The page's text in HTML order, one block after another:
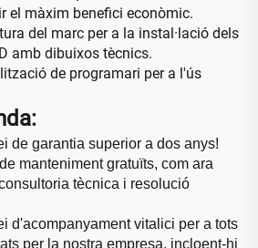
el màxim benefici econòmic.
del marc per a la instal·lació dels
amb dibuixos tècnics.
de programari per a l'ús
de garantia superior a dos anys!
manteniment gratuïts, com ara
tècnica i resolució
d'acompanyament vitalici per a tots
per la nostra empresa, incloent-hi